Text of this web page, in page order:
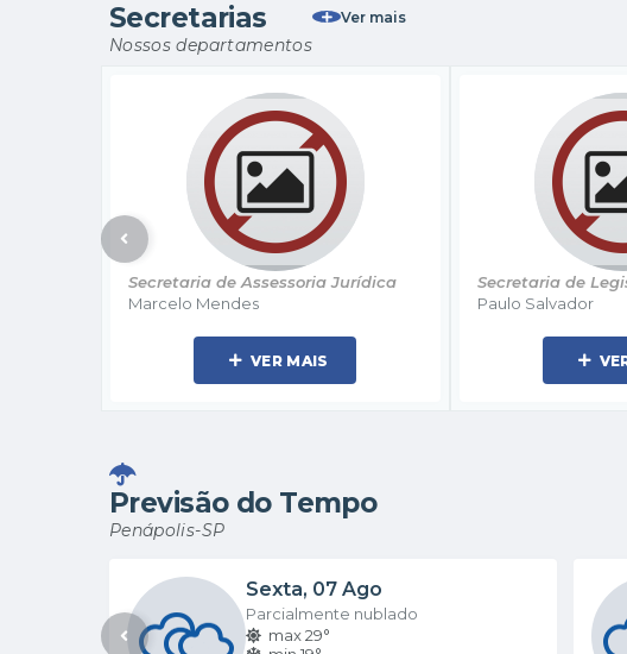
Secretarias
Nossos departamentos
Ver mais
Secretaria de Legislativo
Paulo Salvador
VER MAIS
Secretaria de
Administrativos
Previsão do Tempo
Penápolis-SP
Sexta 07 Ago
Parcialmente nublado
max 29°